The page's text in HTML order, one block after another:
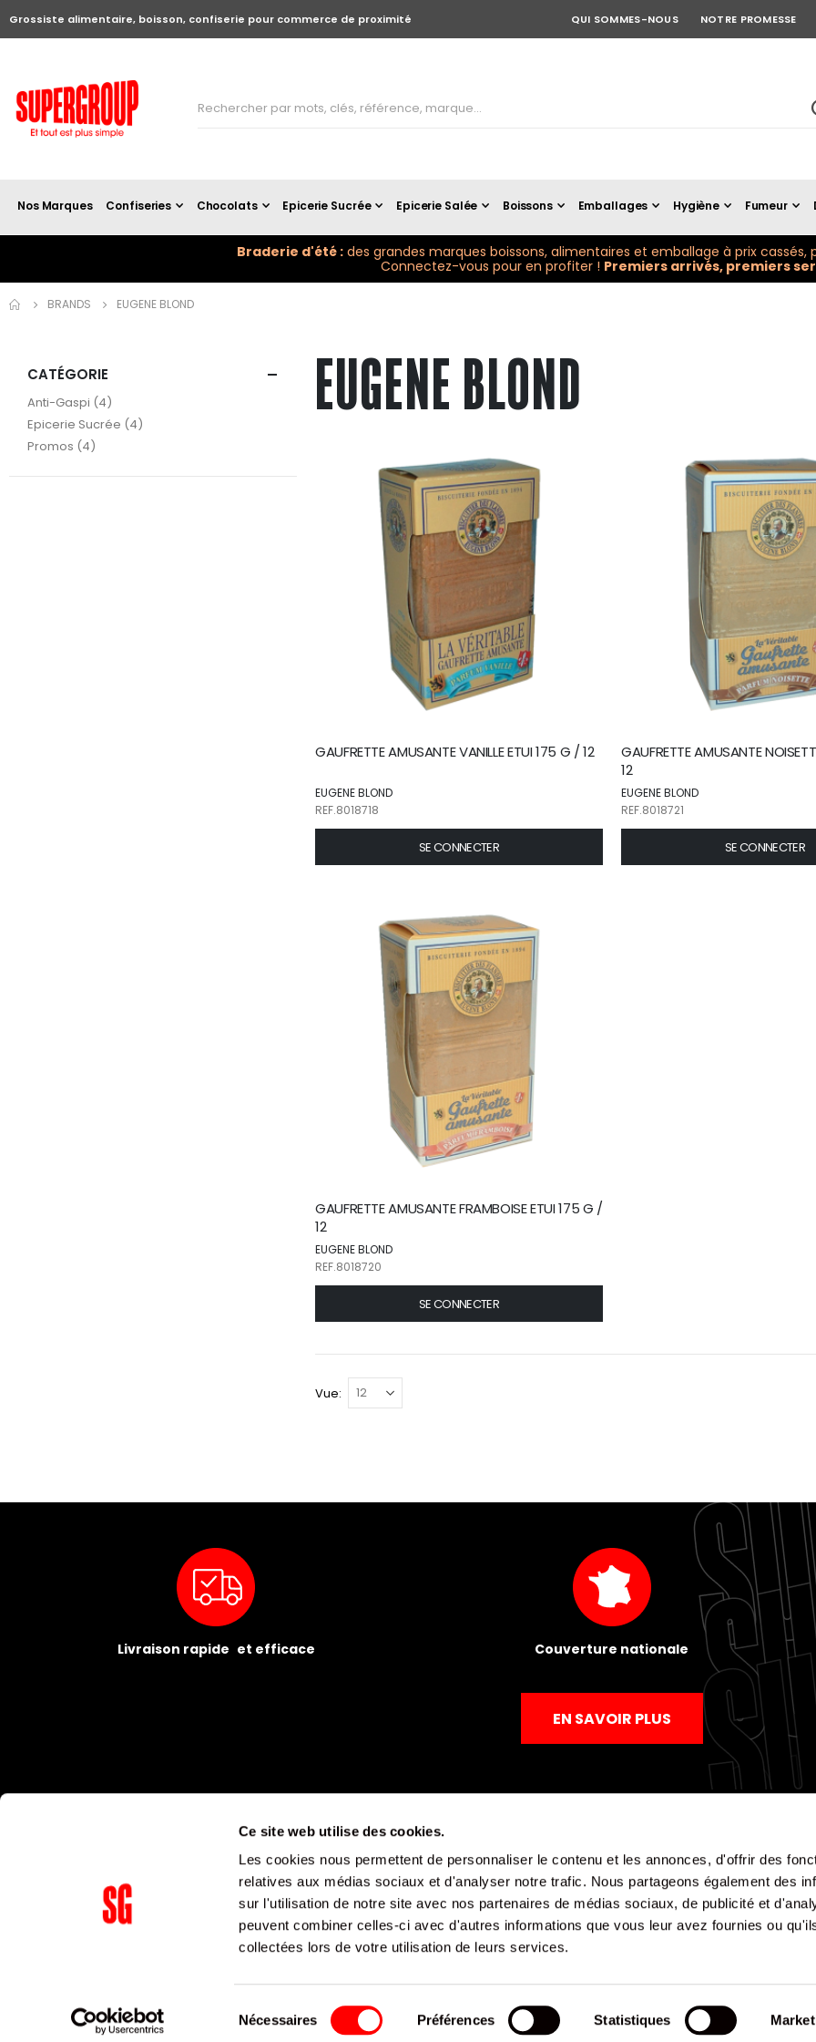
Ce site web utilise des cookies.
Les cookies nous permettent de personnaliser le contenu et les annonces, d'offrir des
relatives aux médias sociaux et d'analyser notre trafic. Nous partageons également des
sur l'utilisation de notre site avec nos partenaires de médias sociaux, de publicité et
peuvent combiner celles-ci avec d'autres informations que vous leur avez fournies ou
collectées lors de votre utilisation de leurs services.
du
Nécessaires Préférences Statistiques
Grossiste alimentaire, boisson, confiserie pour commerce de proximité QUI SOMMES-NOUS NOTRE PROMESSE
Nos Marques Confiseries Chocolats Epicerie Sucrée Epicerie Salée Boissons Emballages Hygiène Fumeur
Braderie d'été : des grandes marques boissons, alimentaires et emballage à prix cassés,
Connectez-vous pour en profiter ! Premiers arrivés, premiers
BRANDS EUGENE BLOND
EUGENE BLOND
GAUFRETTE AMUSANTE VANILLE ETUI 175 G / 12
EUGENE BLOND
REF.8018718
SE CONNECTER
GAUFRETTE AMUSANTE
12
EUGENE BLOND
REF.8018721
SE CONNECTER
GAUFRETTE AMUSANTE FRAMBOISE ETUI 175 G /
12
EUGENE BLOND
REF.8018720
SE CONNECTER
Vue
CATÉGORIE
Anti-Gaspi 4
articles
Epicerie Sucrée 4
articles
Promos 4
articles
Livraison rapide et efficace Couverture nationale
EN SAVOIR PLUS
Mentions légales Politique de confidentialité CGV